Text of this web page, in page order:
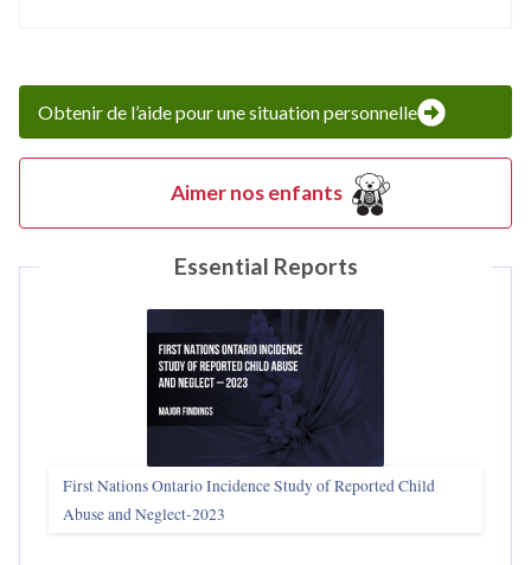
Obtenir de l’aide pour une situation personnelle
Aimer nos enfants
Essential Reports
First Nations Ontario Incidence Study of Reported Child
Abuse and Neglect‑2023